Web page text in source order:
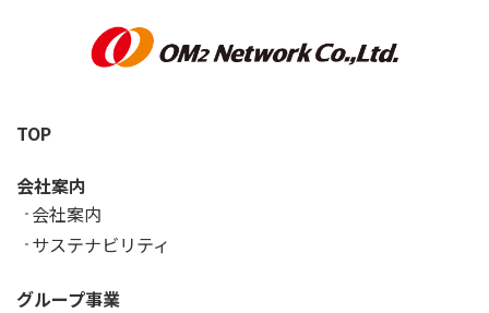
TOP
会社案内
会社案内
サステナビリティ
グループ事業